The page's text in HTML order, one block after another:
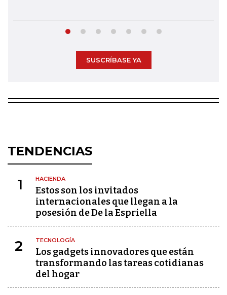
SUSCRÍBASE YA
TENDENCIAS
1 HACIENDA
Estos son los invitados
internacionales que llegan a la
posesión de De la Espriella
2 TECNOLOGÍA
Los gadgets innovadores que están
transformando las tareas cotidianas
del hogar